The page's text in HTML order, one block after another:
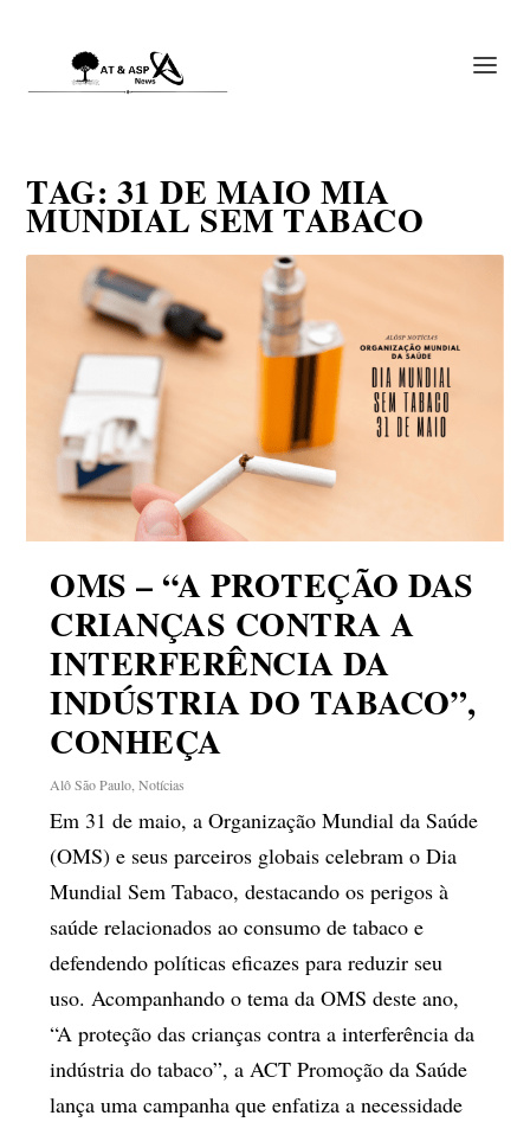
TAG: 31 DE MAIO MIA
MUNDIAL SEM TABACO
OMS – “A PROTEÇÃO DAS
CRIANÇAS CONTRA A
INTERFERÊNCIA DA
INDÚSTRIA DO TABACO”,
CONHEÇA
Alô São Paulo ,Notícias
Em 31 de maio, a Organização Mundial da Saúde
(OMS) e seus parceiros globais celebram o Dia
Mundial Sem Tabaco, destacando os perigos à
saúde relacionados ao consumo de tabaco e
defendendo políticas eficazes para reduzir seu
uso. Acompanhando o tema da OMS deste ano,
“A proteção das crianças contra a interferência da
indústria do tabaco”, a ACT Promoção da Saúde
lança uma campanha que enfatiza a necessidade